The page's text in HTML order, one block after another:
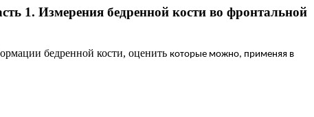
1. Измерения бедренной кости во фронтальной
бедренной кости, оценить которые можно, применяя в